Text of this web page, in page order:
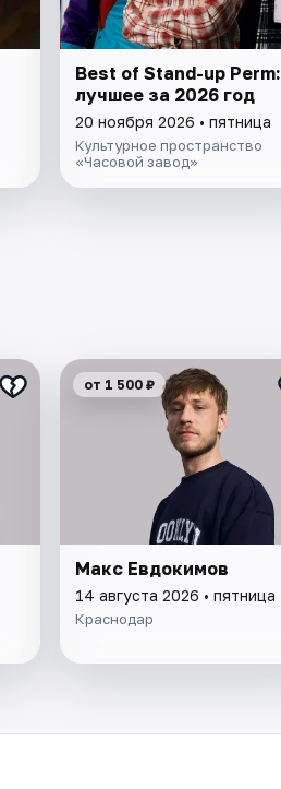
Best of Stand-up Perm:
лучшее за 2026 год
20 ноября 2026 • пятница
Культурное пространство
«Часовой завод»
от 1 500 ₽
Макс Евдокимов
14 августа 2026 • пятница
Краснодар